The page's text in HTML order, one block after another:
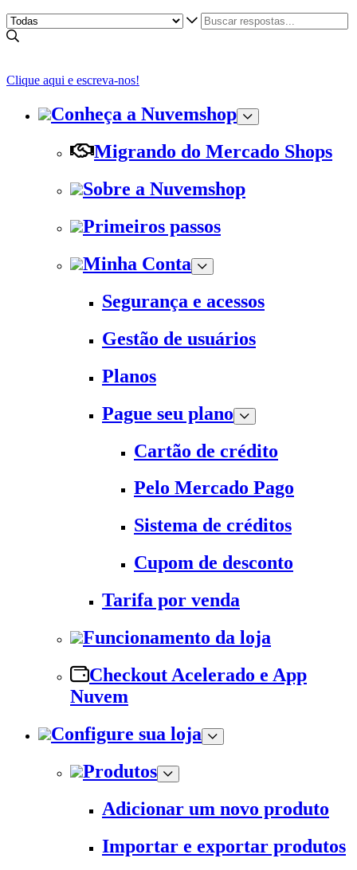
Clique aqui e escreva-nos!
Conheça a Nuvemshop
Migrando do Mercado Shops
Sobre a Nuvemshop
Primeiros passos
Minha Conta
Segurança e acessos
Gestão de usuários
Planos
Pague seu plano
Cartão de crédito
Pelo Mercado Pago
Sistema de créditos
Cupom de desconto
Tarifa por venda
Funcionamento da loja
Checkout Acelerado e App
Nuvem
Configure sua loja
Produtos
Adicionar um novo produto
Importar e exportar produtos